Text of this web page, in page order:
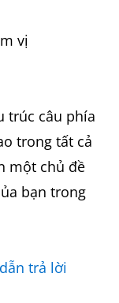
vị
trúc câu phía
trong tất cả
một chủ đề
bạn trong
trả lời